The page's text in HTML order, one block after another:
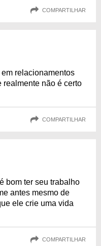
COMPARTILHAR
relacionamentos
realmente não é certo
COMPARTILHAR
bom ter seu trabalho
antes mesmo de
ele crie uma vida
COMPARTILHAR